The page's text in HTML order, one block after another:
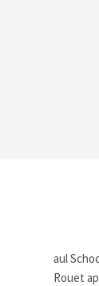
aul
Rouet